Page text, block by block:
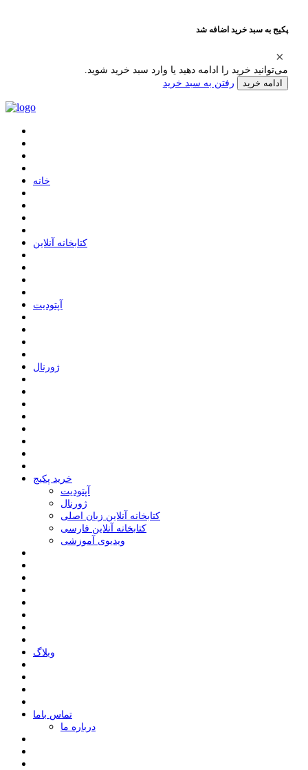
پکیج به سبد خرید اضافه شد
می‌توانید خرید را ادامه دهید یا وارد سبد خرید شوید.
ادامه خرید رفتن به سبد خرید
ﺧﺎﻧﻪ
ﮐﺘﺎﺑﺨﺎﻧﻪ ﺁﻧﻼﯾﻦ
ﺁﭘﺘﻮﺩﯾﺖ
ﮊﻭﺭﻧﺎﻝ
خرید پکیج
ﺁﭘﺘﻮﺩﯾﺖ
ﮊﻭﺭﻧﺎﻝ
کتابخانه آنلاین زبان اصلی
کتابخانه آنلاین فارسی
ویدیوی آموزشی
وبلاگ
ﺗﻤﺎﺱ ﺑﺎﻣﺎ
درباره ما